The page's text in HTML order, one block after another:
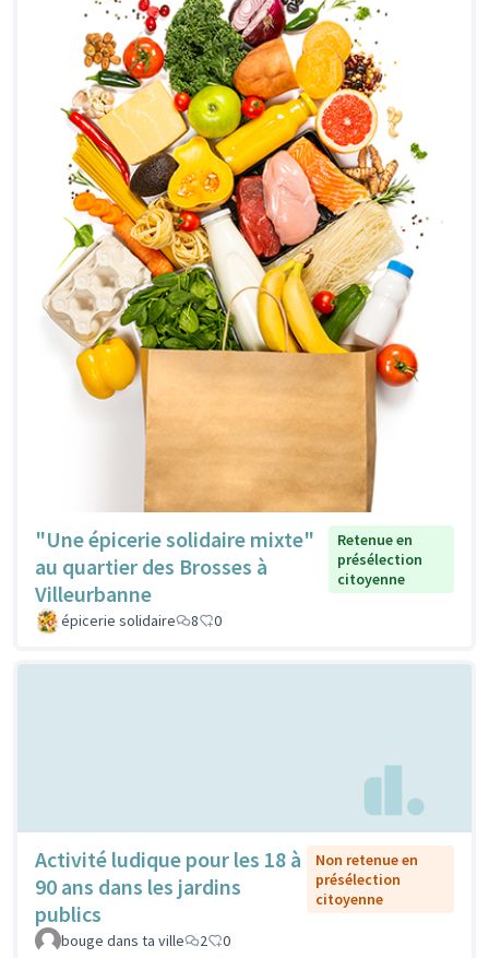
"Une épicerie solidaire mixte"
au quartier des Brosses à
Villeurbanne
Retenue en
présélection
citoyenne
épicerie solidaire 8 0
Activité ludique pour les 18 à
90 ans dans les jardins
publics
Non retenue en
présélection
citoyenne
bouge dans ta ville 2 0